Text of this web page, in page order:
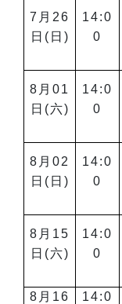
7 月26
日(日)
14:0
0
8 月01
日(六)
14:0
0
8 月02
日(日)
14:0
0
8 月15
日(六)
14:0
0
8 月16
14:0